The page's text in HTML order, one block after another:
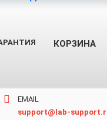
КОРЗИНА
EMAIL
support@lab-